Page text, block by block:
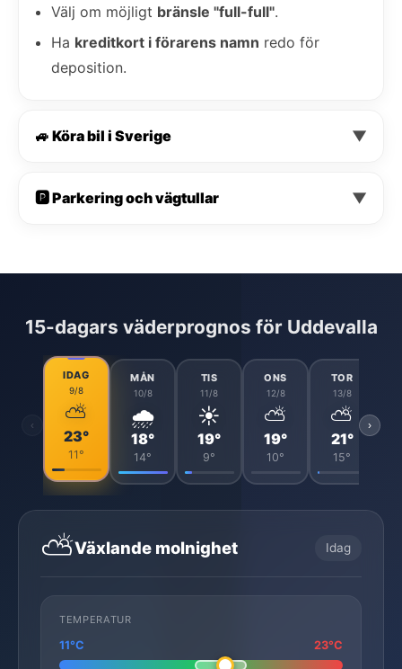
Välj om möjligt bränsle "full-full".
Ha kreditkort i förarens namn redo för
deposition.
🚙 Köra bil i Sverige ▼
🅿️ Parkering och vägtullar ▼
15-dagars väderprognos för Uddevalla
‹
IDAG
9/8
⛅
23°
11°
MÅN
10/8
🌧️
18°
14°
TIS
11/8
☀️
19°
9°
ONS
12/8
⛅
19°
10°
TOR
13/8
⛅
21°
15°
›
⛅Växlande molnighet Idag
TEMPERATUR
11°C 23°C